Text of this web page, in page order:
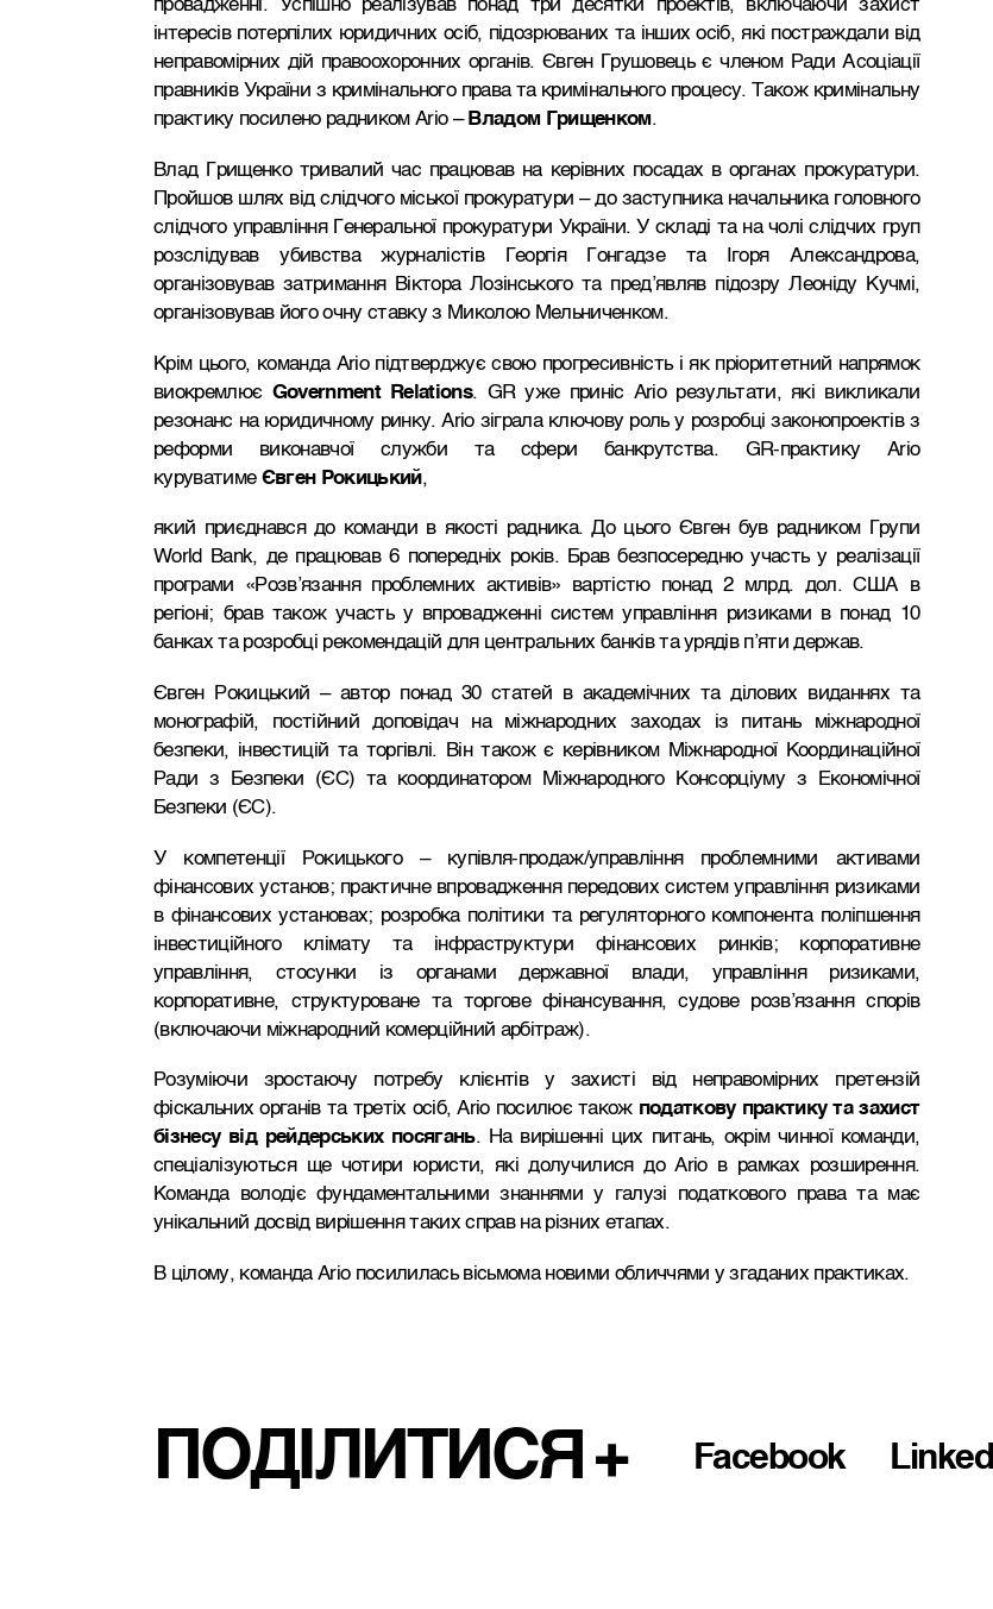
провадженні. Успішно реалізував понад три десятки проектів, включаючи захист
інтересів потерпілих юридичних осіб, підозрюваних та інших осіб, які постраждали від
неправомірних дій правоохоронних органів. Євген Грушовець є членом Ради Асоціації
правників України з кримінального права та кримінального процесу. Також кримінальну
практику посилено радником Ario – Владом Грищенком.
Влад Грищенко тривалий час працював на керівних посадах в органах прокуратури.
Пройшов шлях від слідчого міської прокуратури – до заступника начальника головного
слідчого управління Генеральної прокуратури України. У складі та на чолі слідчих груп
розслідував убивства журналістів Георгія Гонгадзе та Ігоря Александрова,
організовував затримання Віктора Лозінського та пред’являв підозру Леоніду Кучмі,
організовував його очну ставку з Миколою Мельниченком.
Крім цього, команда Ario підтверджує свою прогресивність і як пріоритетний напрямок
виокремлює Government Relations. GR уже приніс Ario результати, які викликали
резонанс на юридичному ринку. Ario зіграла ключову роль у розробці законопроектів з
реформи виконавчої служби та сфери банкрутства. GR-практику Ario
куруватиме Євген Рокицький,
який приєднався до команди в якості радника. До цього Євген був радником Групи
World Bank, де працював 6 попередніх років. Брав безпосередню участь у реалізації
програми «Розв’язання проблемних активів» вартістю понад 2 млрд. дол. США в
регіоні; брав також участь у впровадженні систем управління ризиками в понад 10
банках та розробці рекомендацій для центральних банків та урядів п’яти держав.
Євген Рокицький – автор понад 30 статей в академічних та ділових виданнях та
монографій, постійний доповідач на міжнародних заходах із питань міжнародної
безпеки, інвестицій та торгівлі. Він також є керівником Міжнародної Координаційної
Ради з Безпеки (ЄС) та координатором Міжнародного Консорціуму з Економічної
Безпеки (ЄС).
У компетенції Рокицького – купівля-продаж/управління проблемними активами
фінансових установ; практичне впровадження передових систем управління ризиками
в фінансових установах; розробка політики та регуляторного компонента поліпшення
інвестиційного клімату та інфраструктури фінансових ринків; корпоративне
управління, стосунки із органами державної влади, управління ризиками,
корпоративне, структуроване та торгове фінансування, судове розв’язання спорів
(включаючи міжнародний комерційний арбітраж).
Розуміючи зростаючу потребу клієнтів у захисті від неправомірних претензій
фіскальних органів та третіх осіб, Ario посилює також податкову практику та захист
бізнесу від рейдерських посягань. На вирішенні цих питань, окрім чинної команди,
спеціалізуються ще чотири юристи, які долучилися до Ario в рамках розширення.
Команда володіє фундаментальними знаннями у галузі податкового права та має
унікальний досвід вирішення таких справ на різних етапах.
В цілому, команда Ario посилилась вісьмома новими обличчями у згаданих практиках.
ПОДІЛИТИСЯ Facebook